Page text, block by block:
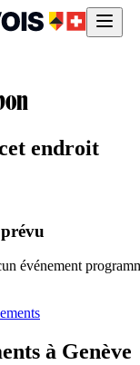
endroit
événement
à Genève